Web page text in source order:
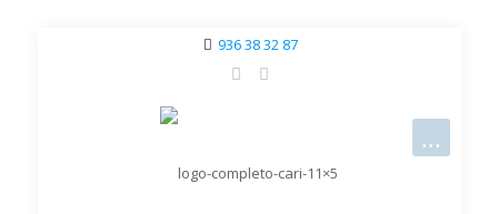
936 38 32 87